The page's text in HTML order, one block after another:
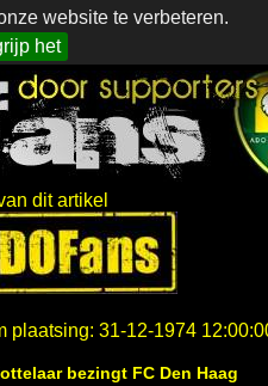
website te verbeteren.
het
dit artikel
plaatsing: 31-12-1974
bezingt FC Den Haag